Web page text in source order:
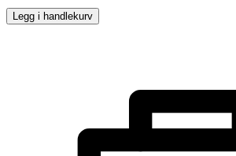
Legg i handlekurv